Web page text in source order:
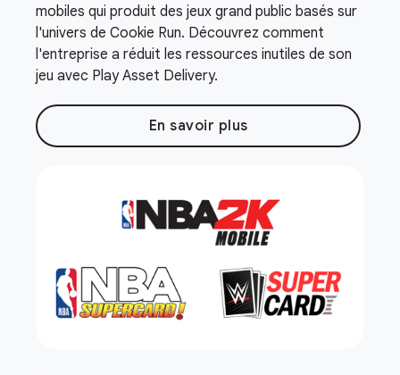
mobiles qui produit des jeux grand public basés sur
l'univers de Cookie Run. Découvrez comment
l'entreprise a réduit les ressources inutiles de son
jeu avec Play Asset Delivery.
En savoir plus